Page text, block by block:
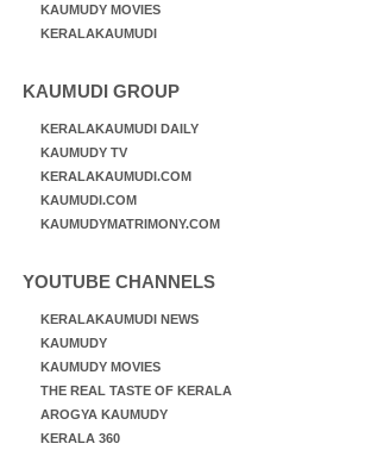
KAUMUDY MOVIES
KERALAKAUMUDI
KAUMUDI GROUP
KERALAKAUMUDI DAILY
KAUMUDY TV
KERALAKAUMUDI.COM
KAUMUDI.COM
KAUMUDYMATRIMONY.COM
YOUTUBE CHANNELS
KERALAKAUMUDI NEWS
KAUMUDY
KAUMUDY MOVIES
THE REAL TASTE OF KERALA
AROGYA KAUMUDY
KERALA 360